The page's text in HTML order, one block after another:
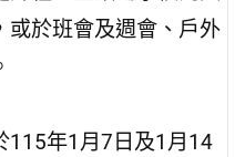
或於班會及週會、戶外
115年1月7日及1月14